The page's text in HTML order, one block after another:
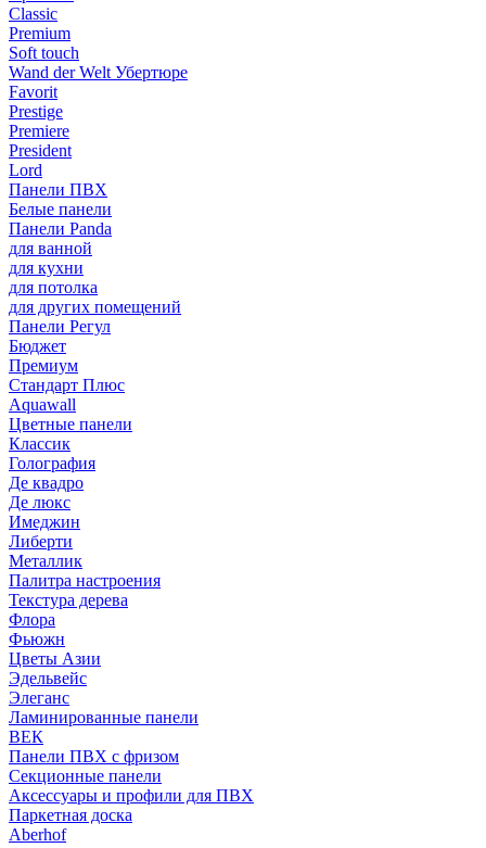
Classic
Premium
Soft touch
Wand der Welt Убертюре
Favorit
Prestige
Premiere
President
Lord
Панели ПВХ
Белые панели
Панели Panda
для ванной
для кухни
для потолка
для других помещений
Панели Регул
Бюджет
Премиум
Стандарт Плюс
Aquawall
Цветные панели
Классик
Голография
Де квадро
Де люкс
Имеджин
Либерти
Металлик
Палитра настроения
Текстура дерева
Флора
Фьюжн
Цветы Азии
Эдельвейс
Элеганс
Ламинированные панели
ВЕК
Панели ПВХ с фризом
Секционные панели
Аксессуары и профили для ПВХ
Паркетная доска
Aberhof